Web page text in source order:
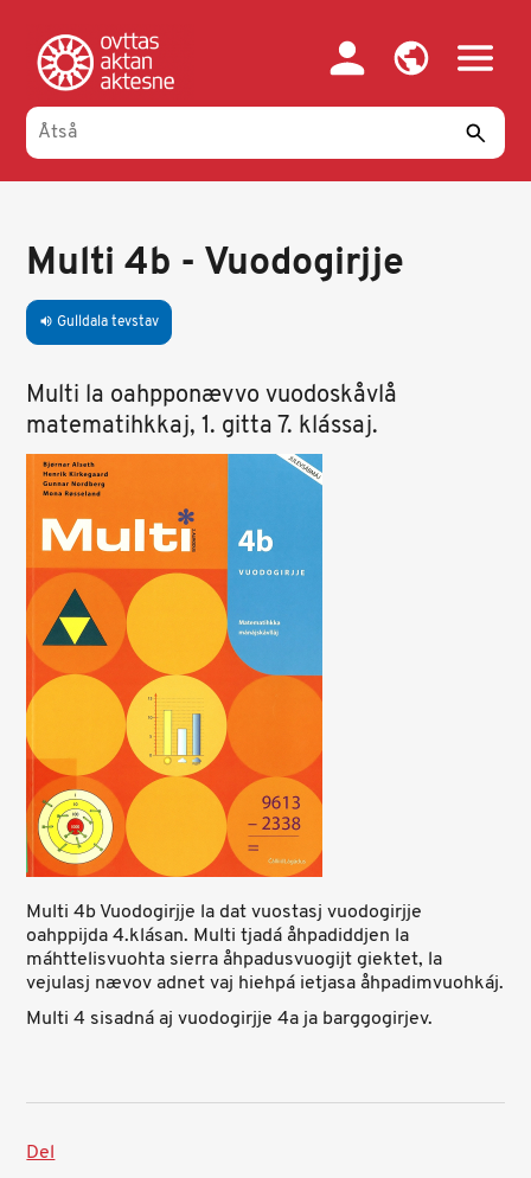
oajvve-
sisadnuj
Multi 4b - Vuodogirjje
volume_up Gulldala tevstav
Multi la oahpponævvo vuodoskåvlå
matematihkkaj, 1. gitta 7. klássaj.
Multi 4b Vuodogirjje la dat vuostasj vuodogirjje
oahppijda 4.klásan. Multi tjadá åhpadiddjen la
máhttelisvuohta sierra åhpadusvuogijt giektet, la
vejulasj nævov adnet vaj hiehpá ietjasa åhpadimvuohkáj.
Multi 4 sisadná aj vuodogirjje 4a ja barggogirjev.
Del